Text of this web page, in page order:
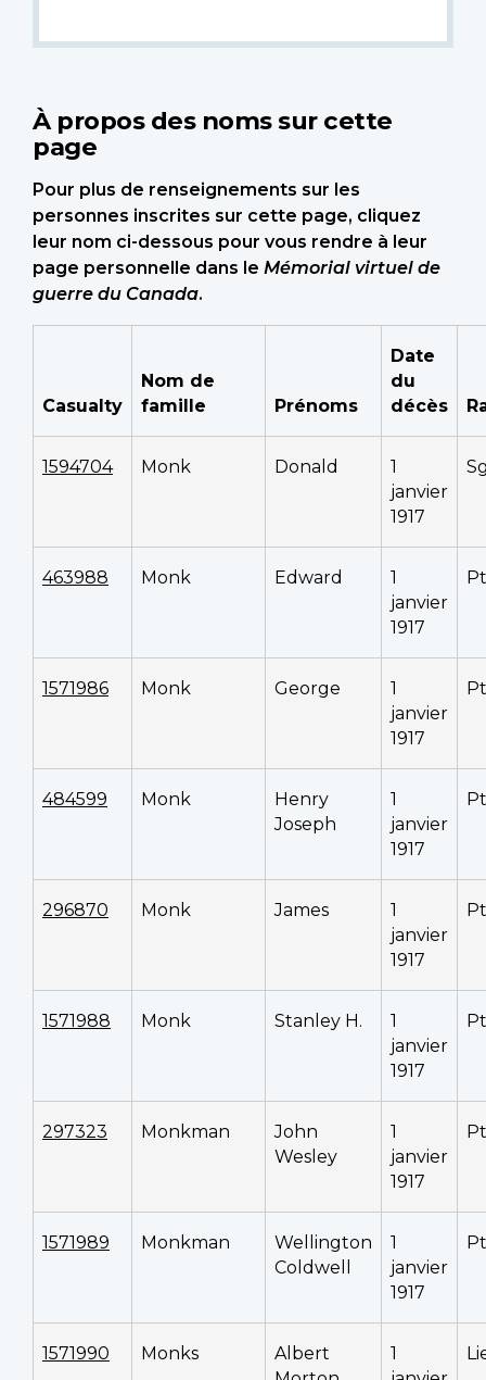
À propos des noms sur cette
page
Pour plus de renseignements sur les
personnes inscrites sur cette page, cliquez
leur nom ci-dessous pour vous rendre à leur
page personnelle dans le Mémorial virtuel de
guerre du Canada.
Casualty
Nom de
famille
Prénoms
Date
du
décès
1594704 Monk Donald
1
janvier
1917
463988 Monk Edward
1
janvier
1917
1571986 Monk George
1
janvier
1917
484599 Monk
Henry
Joseph
1
janvier
1917
296870 Monk James
1
janvier
1917
1571988 Monk Stanley H.
1
janvier
1917
297323 Monkman
John
Wesley
1
janvier
1917
1571989 Monkman
Wellington
Coldwell
1
janvier
1917
1571990 Monks
Albert
1